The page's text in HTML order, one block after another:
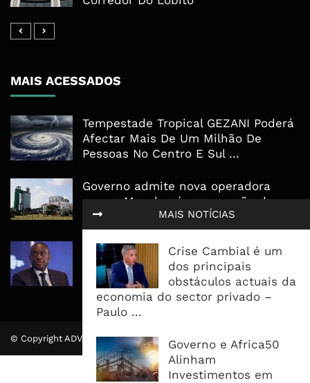
MAIS NOTÍCIAS
Crise Cambial é um
dos principais
obstáculos actuais da
economia do sector privado –
Paulo ...
Governo e Africa50
Alinham
Investimentos em
MAIS ACESSADOS
Tempestade Tropical GEZANI Poderá
Afectar Mais De Um Milhão De
Pessoas No Centro E Sul ...
Governo admite nova operadora
para a Mozal após suspensão das
operações
CEO do Standard Bank pede ao
Governo que “saia do caminho” e
facilite os negócios
© Copyright ADVALUE. Todos Direitos Reservados.